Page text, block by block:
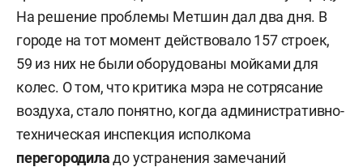
На решение проблемы Метшин дал два дня. В
городе на тот момент действовало 157 строек,
59 из них не были оборудованы мойками для
колес. О том, что критика мэра не сотрясание
воздуха, стало понятно, когда административно-
техническая инспекция исполкома
перегородиладо устранения замечаний